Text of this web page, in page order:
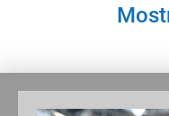
servomotore